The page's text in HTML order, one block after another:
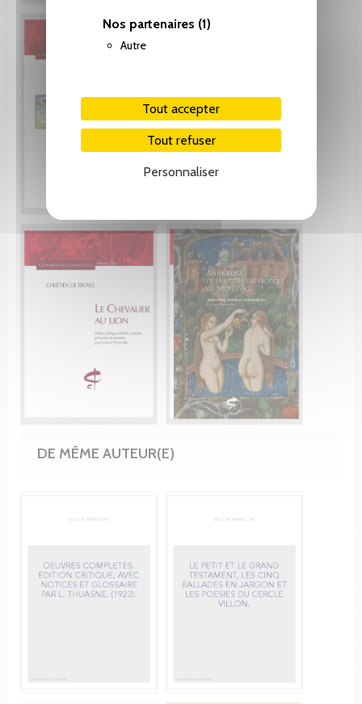
Nos partenaires (1)
Autre
Tout accepter
Tout refuser
Personnaliser
DE MÊME AUTEUR(E)